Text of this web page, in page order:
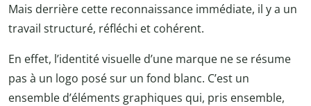
Mais derrière cette reconnaissance immédiate, il y a un
travail structuré, réfléchi et cohérent.
En effet, l’identité visuelle d’une marque ne se résume
pas à un logo posé sur un fond blanc. C’est un
ensemble d’éléments graphiques qui, pris ensemble,